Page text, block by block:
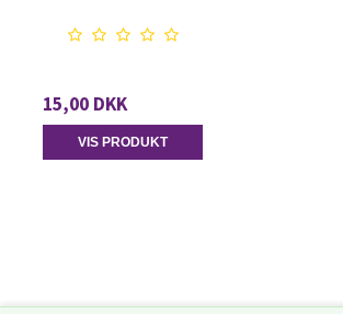
15,00 DKK
VIS PRODUKT